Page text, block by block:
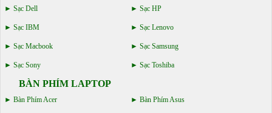
Sạc Dell Sạc HP
Sạc IBM Sạc Lenovo
Sạc Macbook Sạc Samsung
Sạc Sony Sạc Toshiba
BÀN PHÍM LAPTOP
Bàn Phím Acer Bàn Phím Asus